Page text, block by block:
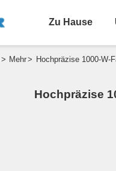
Zu Hause
> Mehr> Hochpräzise 1000-W-
Hochpräzise